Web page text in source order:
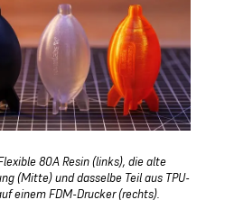
80A Resin (links), die alte
(Mitte) und dasselbe Teil aus TPU-
einem FDM-Drucker (rechts).